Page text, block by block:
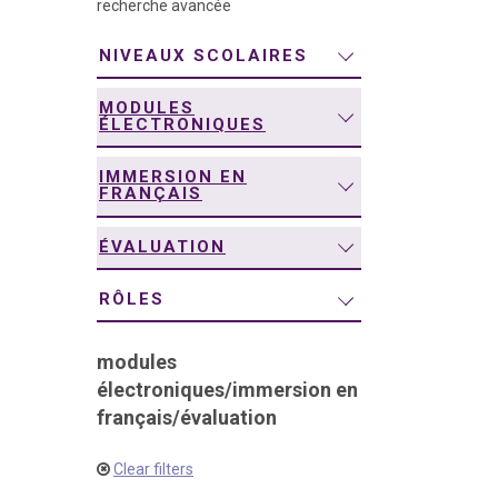
recherche avancée
NIVEAUX SCOLAIRES
MODULES
ÉLECTRONIQUES
IMMERSION EN
FRANÇAIS
ÉVALUATION
RÔLES
modules
électroniques/immersion en
français/évaluation
Clear filters